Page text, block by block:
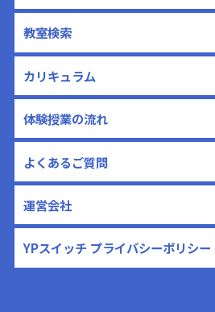
教室検索
カリキュラム
体験授業の流れ
よくあるご質問
運営会社
YPスイッチ プライバシーポリシー